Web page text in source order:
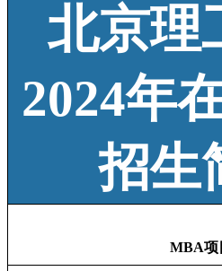
北京理
2024年
招生
MBA项